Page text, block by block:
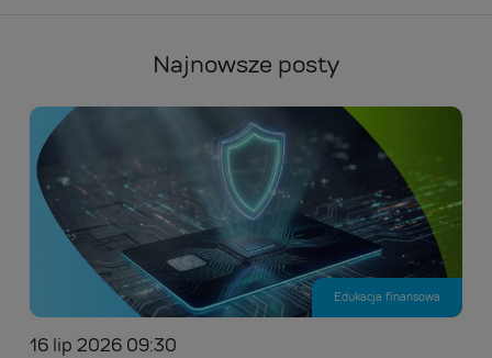
Najnowsze posty
Edukacja finansowa
16 lip 2026 09:30